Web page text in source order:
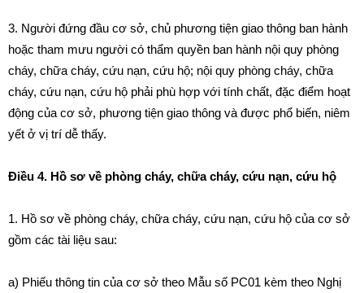
3. Người đứng đầu cơ sở, chủ phương tiện giao thông ban hành
hoặc tham mưu người có thẩm quyền ban hành nội quy phòng
cháy, chữa cháy, cứu nạn, cứu hộ; nội quy phòng cháy, chữa
cháy, cứu nạn, cứu hộ phải phù hợp với tính chất, đặc điểm hoạt
động của cơ sở, phương tiện giao thông và được phổ biến, niêm
yết ở vị trí dễ thấy.
Điều 4. Hồ sơ về phòng cháy, chữa cháy, cứu nạn, cứu hộ
1. Hồ sơ về phòng cháy, chữa cháy, cứu nạn, cứu hộ của cơ sở
gồm các tài liệu sau:
a) Phiếu thông tin của cơ sở theo Mẫu số PC01 kèm theo Nghị